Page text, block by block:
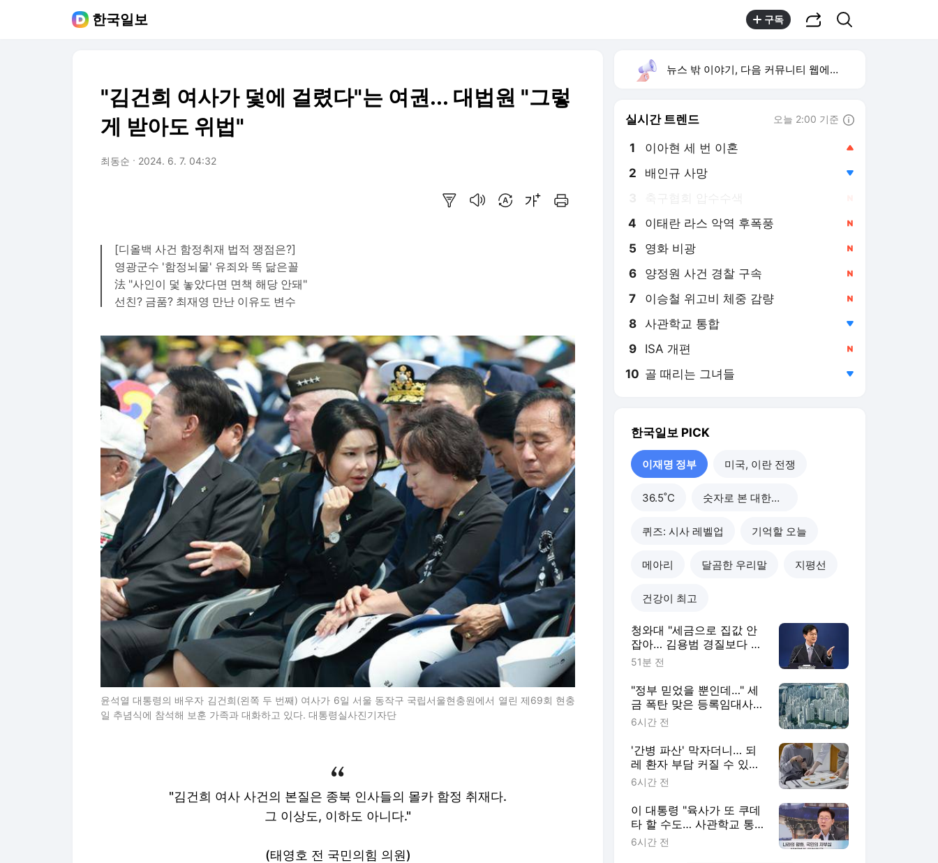
한국일보 구독
"김건희 여사가 덫에 걸렸다"는 여권... 대법원 "그렇
게 받아도 위법"
최동순 2024. 6. 7. 04:32
[디올백 사건 함정취재 법적 쟁점은?]
영광군수 '함정뇌물' 유죄와 똑 닮은꼴
法 "사인이 덫 놓았다면 면책 해당 안돼"
선친? 금품? 최재영 만난 이유도 변수
윤석열 대통령의 배우자 김건희(왼쪽 두 번째) 여사가 6일 서울 동작구 국립서울현충원에서 열린 제69회 현충
일 추념식에 참석해 보훈 가족과 대화하고 있다. 대통령실사진기자단
"김건희 여사 사건의 본질은 종북 인사들의 몰카 함정 취재다.
그 이상도, 이하도 아니다."
(태영호 전 국민의힘 의원)
뉴스 밖 이야기, 다음 커뮤니티 웹에서 보기
실시간 트렌드 오늘 2:00 기준
1 이아현 세 번 이혼
2 배인규 사망
4 이태란 라스 악역 후폭풍
5 영화 비광
6 양정원 사건 경찰 구속
7 이승철 위고비 체중 감량
8 사관학교 통합
9 ISA 개편
10 골 때리는 그녀들
한국일보 PICK
이재명 정부 미국, 이란 전쟁
36.5˚C 숫자로 본 대한민국
퀴즈: 시사 레벨업 기억할 오늘
메아리 달곰한 우리말 지평선
건강이 최고
청와대 "세금으로 집값 안
잡아… 김용범 경질보다 대
책이 우선"
51분 전
"정부 믿었을 뿐인데…" 세
금 폭탄 맞은 등록임대사업
자들 분통
6시간 전
'간병 파산' 막자더니… 되
레 환자 부담 커질 수 있는
'급여화의 역설'
6시간 전
이 대통령 "육사가 또 쿠데
타 할 수도… 사관학교 통
합 신속히 하라"
6시간 전